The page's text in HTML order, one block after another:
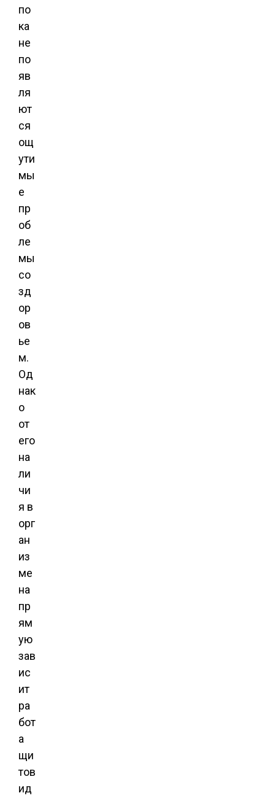
по
ка
не
по
яв
ля
ют
ся
ощ
ути
мы
е
пр
об
ле
мы
со
зд
ор
ов
ье
м.
Од
нак
о
от
его
на
ли
чи
я в
орг
ан
из
ме
на
пр
ям
ую
зав
ис
ит
ра
бот
а
щи
тов
ид